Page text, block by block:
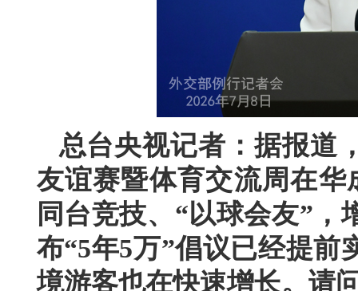
总台央视记者：据报道
友谊赛暨体育交流周在
同台竞技、“以球会友”
布“5年5万”倡议已经提前
境游客也在快速增长。请